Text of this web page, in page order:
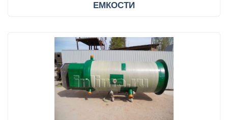
ЕМКОСТИ